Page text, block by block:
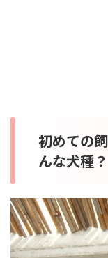
初めての
んな犬種？